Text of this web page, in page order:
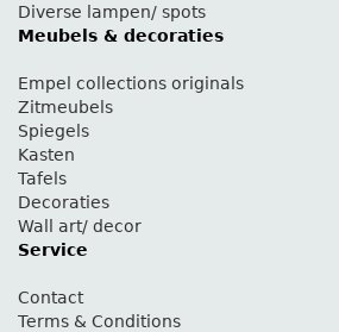
Diverse lampen/ spots
Meubels & decoraties
Empel collections originals
Zitmeubels
Spiegels
Kasten
Tafels
Decoraties
Wall art/ decor
Service
Contact
Terms & Conditions